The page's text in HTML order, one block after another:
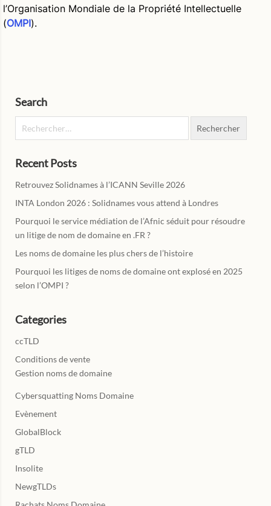
l’Organisation Mondiale de la Propriété Intellectuelle
(OMPI).
Search
Recent Posts
Retrouvez Solidnames à l’ICANN Seville 2026
INTA London 2026 : Solidnames vous attend à Londres
Pourquoi le service médiation de l’Afnic séduit pour résoudre
un litige de nom de domaine en .FR ?
Les noms de domaine les plus chers de l’histoire
Pourquoi les litiges de noms de domaine ont explosé en 2025
selon l’OMPI ?
Categories
ccTLD
Conditions de vente
Gestion noms de domaine
Cybersquatting Noms Domaine
Evènement
GlobalBlock
gTLD
Insolite
NewgTLDs